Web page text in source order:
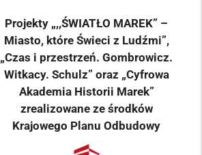
Projekty „,,ŚWIATŁO MAREK” –
Miasto, które Świeci z Ludźmi”,
„Czas i przestrzeń. Gombrowicz.
Witkacy. Schulz” oraz „Cyfrowa
Akademia Historii Marek”
zrealizowane ze środków
Krajowego Planu Odbudowy